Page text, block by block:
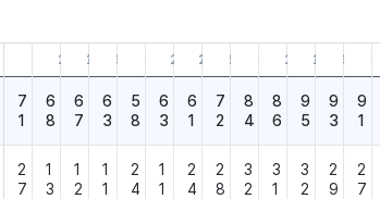
25.12.3125.09.3025.06.3025.03.3124.12.31
24.09.3024.06.3024.03.3123.12.3123.09.3023.06.30
7
1
6
8
6
7
6
3
5
8
6
3
6
1
7
2
8
4
8
6
9
5
9
3
9
1
2
7
1
3
1
2
1
1
2
4
1
1
2
4
2
8
3
2
3
1
3
2
2
9
2
7